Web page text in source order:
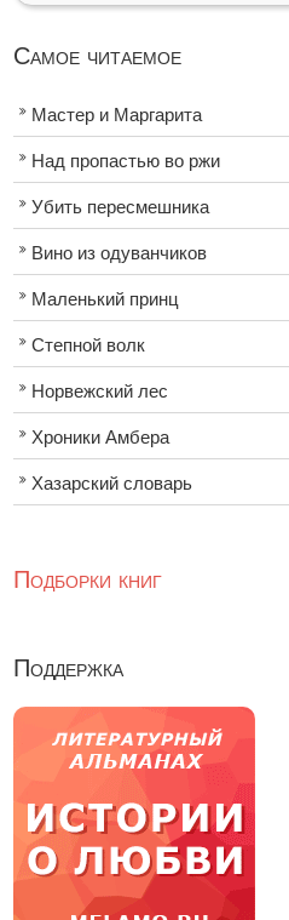
Самое читаемое
Мастер и Маргарита
Над пропастью во ржи
Убить пересмешника
Вино из одуванчиков
Маленький принц
Степной волк
Норвежский лес
Хроники Амбера
Хазарский словарь
Подборки книг
Поддержка